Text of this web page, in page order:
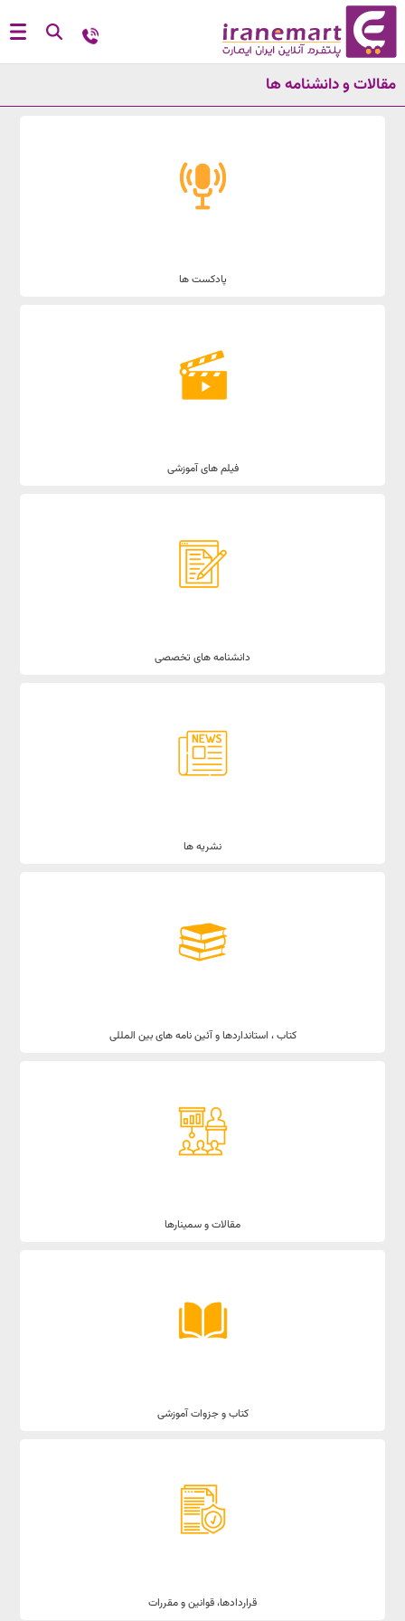
مقالات و دانشنامه ها
پادکست ها
فیلم های آموزشی
دانشنامه های تخصصی
نشریه ها
کتاب ، استانداردها و آئین نامه های بین المللی
مقالات و سمینارها
کتاب و جزوات آموزشی
قراردادها، قوانین و مقررات